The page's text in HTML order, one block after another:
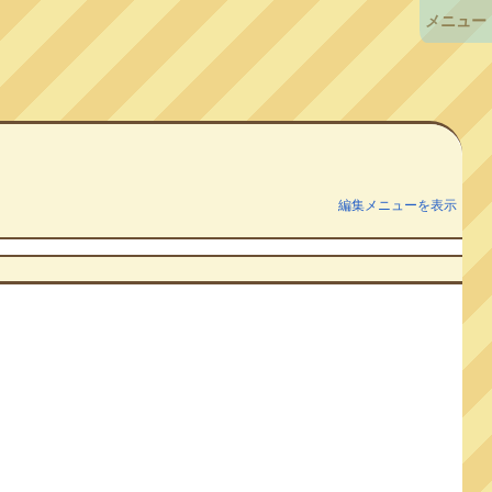
編集メニューを表示
メニュー